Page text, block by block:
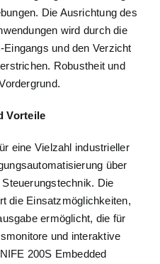
Die Ausrichtung des
wird durch die
und den Verzicht
Robustheit und
Vorteile
eine Vielzahl industrieller
über
Die
die Einsatzmöglichkeiten,
ermöglicht, die für
und interaktive
200S Embedded